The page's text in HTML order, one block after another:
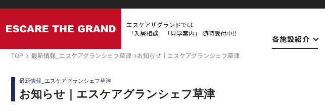
エスケアザグランドでは
「入居相談」「見学案内」
随時受付中‼
各施設紹介
TOP 最新情報_エスケアグランシェフ草津 お知らせ｜エスケアグランシェフ草津
最新情報_エスケアグランシェフ草津
お知らせ｜エスケアグランシェフ草津